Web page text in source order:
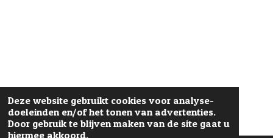
Deze website gebruikt cookies voor analyse-
doeleinden en/of het tonen van advertenties.
Door gebruik te blijven maken van de site gaat u
hiermee akkoord.